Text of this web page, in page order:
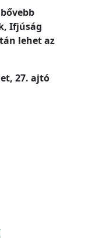
Ifjúság
lehet az
27. ajtó